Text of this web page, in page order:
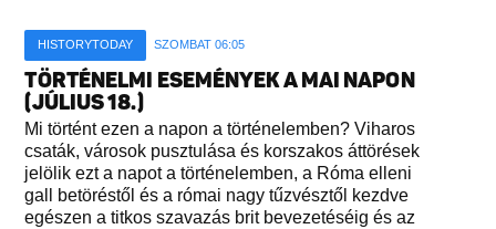
HISTORYTODAY SZOMBAT 06:05
TÖRTÉNELMI ESEMÉNYEK A MAI NAPON
(JÚLIUS 18.)
Mi történt ezen a napon a történelemben? Viharos
csaták, városok pusztulása és korszakos áttörések
jelölik ezt a napot a történelemben, a Róma elleni
gall betöréstől és a római nagy tűzvésztől kezdve
egészen a titkos szavazás brit bevezetéséig és az